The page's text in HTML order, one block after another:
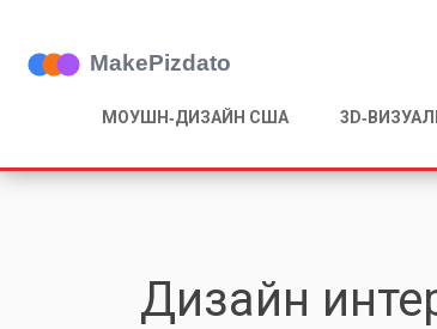
МОУШН‑ДИЗАЙН США
Дизайн